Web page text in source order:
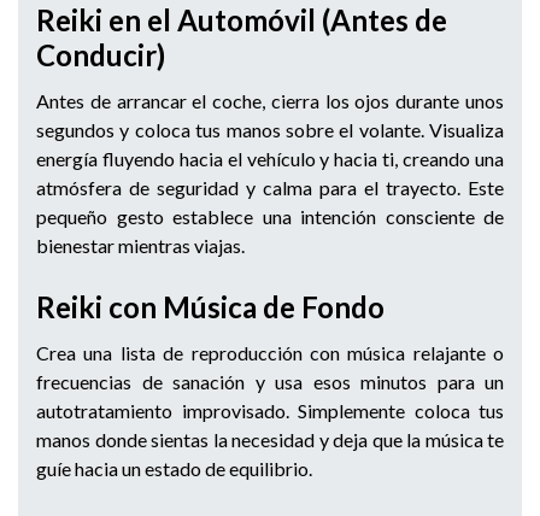
Reiki en el Automóvil (Antes de
Conducir)
Antes de arrancar el coche, cierra los ojos durante unos
segundos y coloca tus manos sobre el volante. Visualiza
energía fluyendo hacia el vehículo y hacia ti, creando una
atmósfera de seguridad y calma para el trayecto. Este
pequeño gesto establece una intención consciente de
bienestar mientras viajas.
Reiki con Música de Fondo
Crea una lista de reproducción con música relajante o
frecuencias de sanación y usa esos minutos para un
autotratamiento improvisado. Simplemente coloca tus
manos donde sientas la necesidad y deja que la música te
guíe hacia un estado de equilibrio.